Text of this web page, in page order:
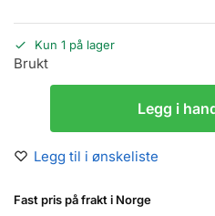
Kun 1 på lager
Brukt
Legg i
Legg til i ønskeliste
Fast pris på frakt i Norge